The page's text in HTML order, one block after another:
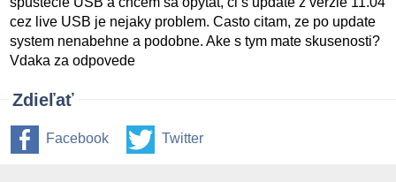
cez live USB je nejaky problem. Casto citam, ze po update
system nenabehne a podobne. Ake s tym mate skusenosti?
Vdaka za odpovede
Zdieľať
Facebook Twitter